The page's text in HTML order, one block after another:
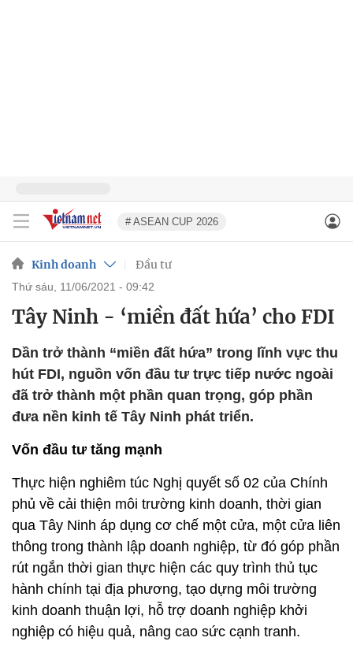
# ASEAN CUP 2026
Kinh doanh Đầu tư
thứ sáu, 11/06/2021 - 09:42
Tây Ninh - ‘miền đất hứa’ cho FDI
Dần trở thành “miền đất hứa” trong lĩnh vực thu
hút FDI, nguồn vốn đầu tư trực tiếp nước ngoài
đã trở thành một phần quan trọng, góp phần
đưa nền kinh tế Tây Ninh phát triển.
Vốn đầu tư tăng mạnh
Thực hiện nghiêm túc Nghị quyết số 02 của Chính
phủ về cải thiện môi trường kinh doanh, thời gian
qua Tây Ninh áp dụng cơ chế một cửa, một cửa liên
thông trong thành lập doanh nghiệp, từ đó góp phần
rút ngắn thời gian thực hiện các quy trình thủ tục
hành chính tại địa phương, tạo dựng môi trường
kinh doanh thuận lợi, hỗ trợ doanh nghiệp khởi
nghiệp có hiệu quả, nâng cao sức cạnh tranh.